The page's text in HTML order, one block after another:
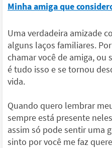
Minha amiga que
Uma verdadeira amizade
alguns laços familiares.
chamar você de amiga, ou
é tudo isso e se tornou
vida.
Quando quero lembrar
sempre está presente
assim só pode sentir uma
sinto por você me faz